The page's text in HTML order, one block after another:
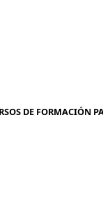
DE FORMACIÓN